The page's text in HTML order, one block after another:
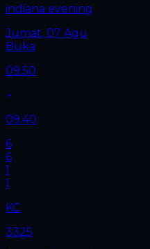
indiana evening
Jumat, 07 Agu
Buka
09.50
09.40
6
6
1
1
KC
3325